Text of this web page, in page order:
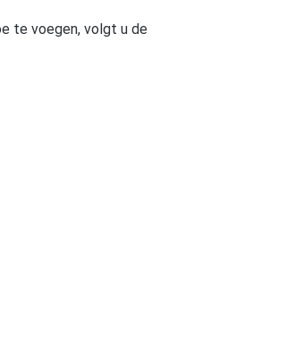
te voegen, volgt u de